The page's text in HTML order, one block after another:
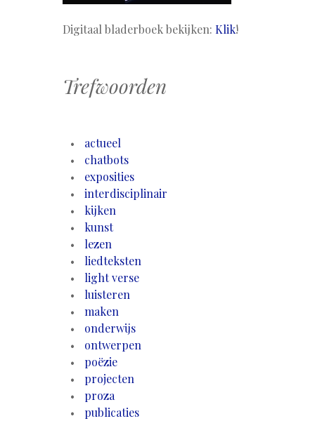
Digitaal bladerboek bekijken: Klik!
Trefwoorden
actueel
chatbots
exposities
interdisciplinair
kijken
kunst
lezen
liedteksten
light verse
luisteren
maken
onderwijs
ontwerpen
poëzie
projecten
proza
publicaties